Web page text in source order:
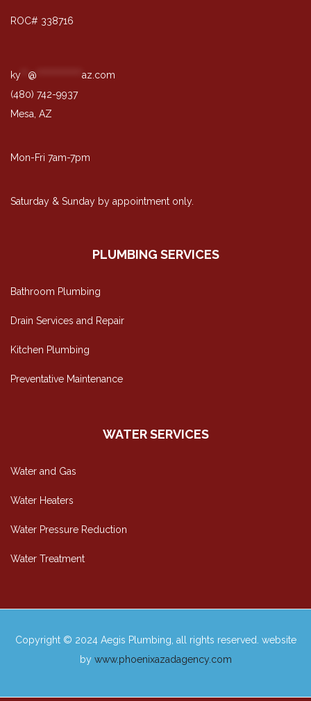
ROC# 338716
ky @
az.com
(480) 742-9937
Mesa, AZ
Mon-Fri 7am-7pm
Saturday & Sunday by appointment only.
PLUMBING SERVICES
Bathroom Plumbing
Drain Services and Repair
Kitchen Plumbing
Preventative Maintenance
WATER SERVICES
Water and Gas
Water Heaters
Water Pressure Reduction
Water Treatment
Copyright © 2024 Aegis Plumbing, all rights reserved. website
by www.phoenixazadagency.com